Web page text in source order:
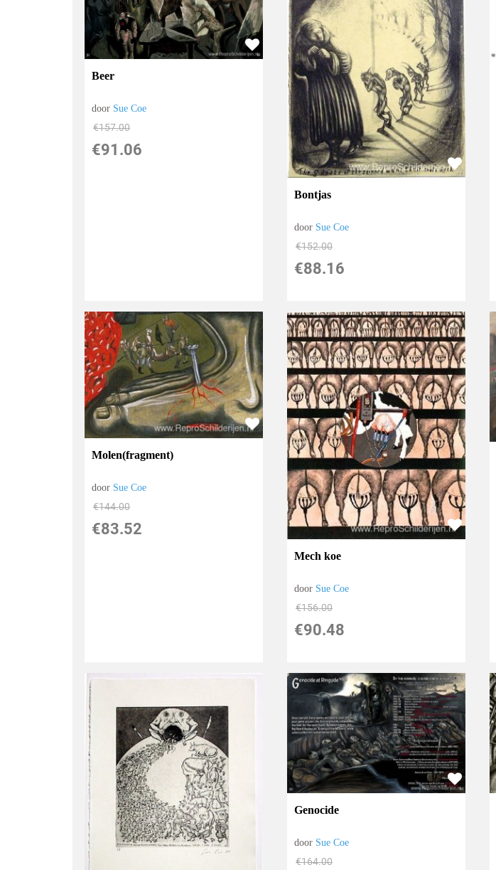
Beer
door Sue Coe
€157.00
€91.06
Bontjas
door Sue Coe
€152.00
€88.16
Molen(fragment)
door Sue Coe
€144.00
€83.52
Mech koe
door Sue Coe
€156.00
€90.48
Genocide
door Sue Coe
€164.00